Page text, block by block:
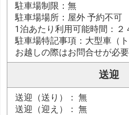
駐車場制限：無
駐車場場所：屋外 予約不可
1泊あたり利用可能時間：２
駐車場特記事項：大型車（
お越しの際はお問合せが必要
送迎
送迎（送り）： 無
送迎（迎え）： 無